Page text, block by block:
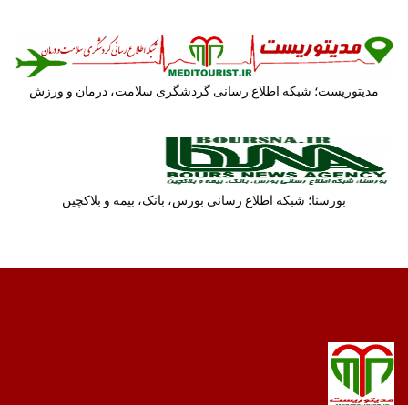
مدیتوریست؛ شبکه اطلاع رسانی گردشگری سلامت، درمان و ورزش
بورسنا؛ شبکه اطلاع رسانی بورس، بانک، بیمه و بلاکچین